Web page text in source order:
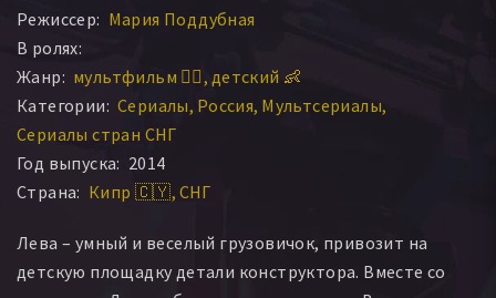
Режиссер: Мария Поддубная
В ролях:
Жанр: мультфильм 🧚‍♀️ детский 👶
Категории: Сериалы Россия Мультсериалы
Сериалы стран СНГ
Год выпуска: 2014
Страна: Кипр 🇨🇾 СНГ
Лева – умный и веселый грузовичок, привозит на
детскую площадку детали конструктора. Вместе со